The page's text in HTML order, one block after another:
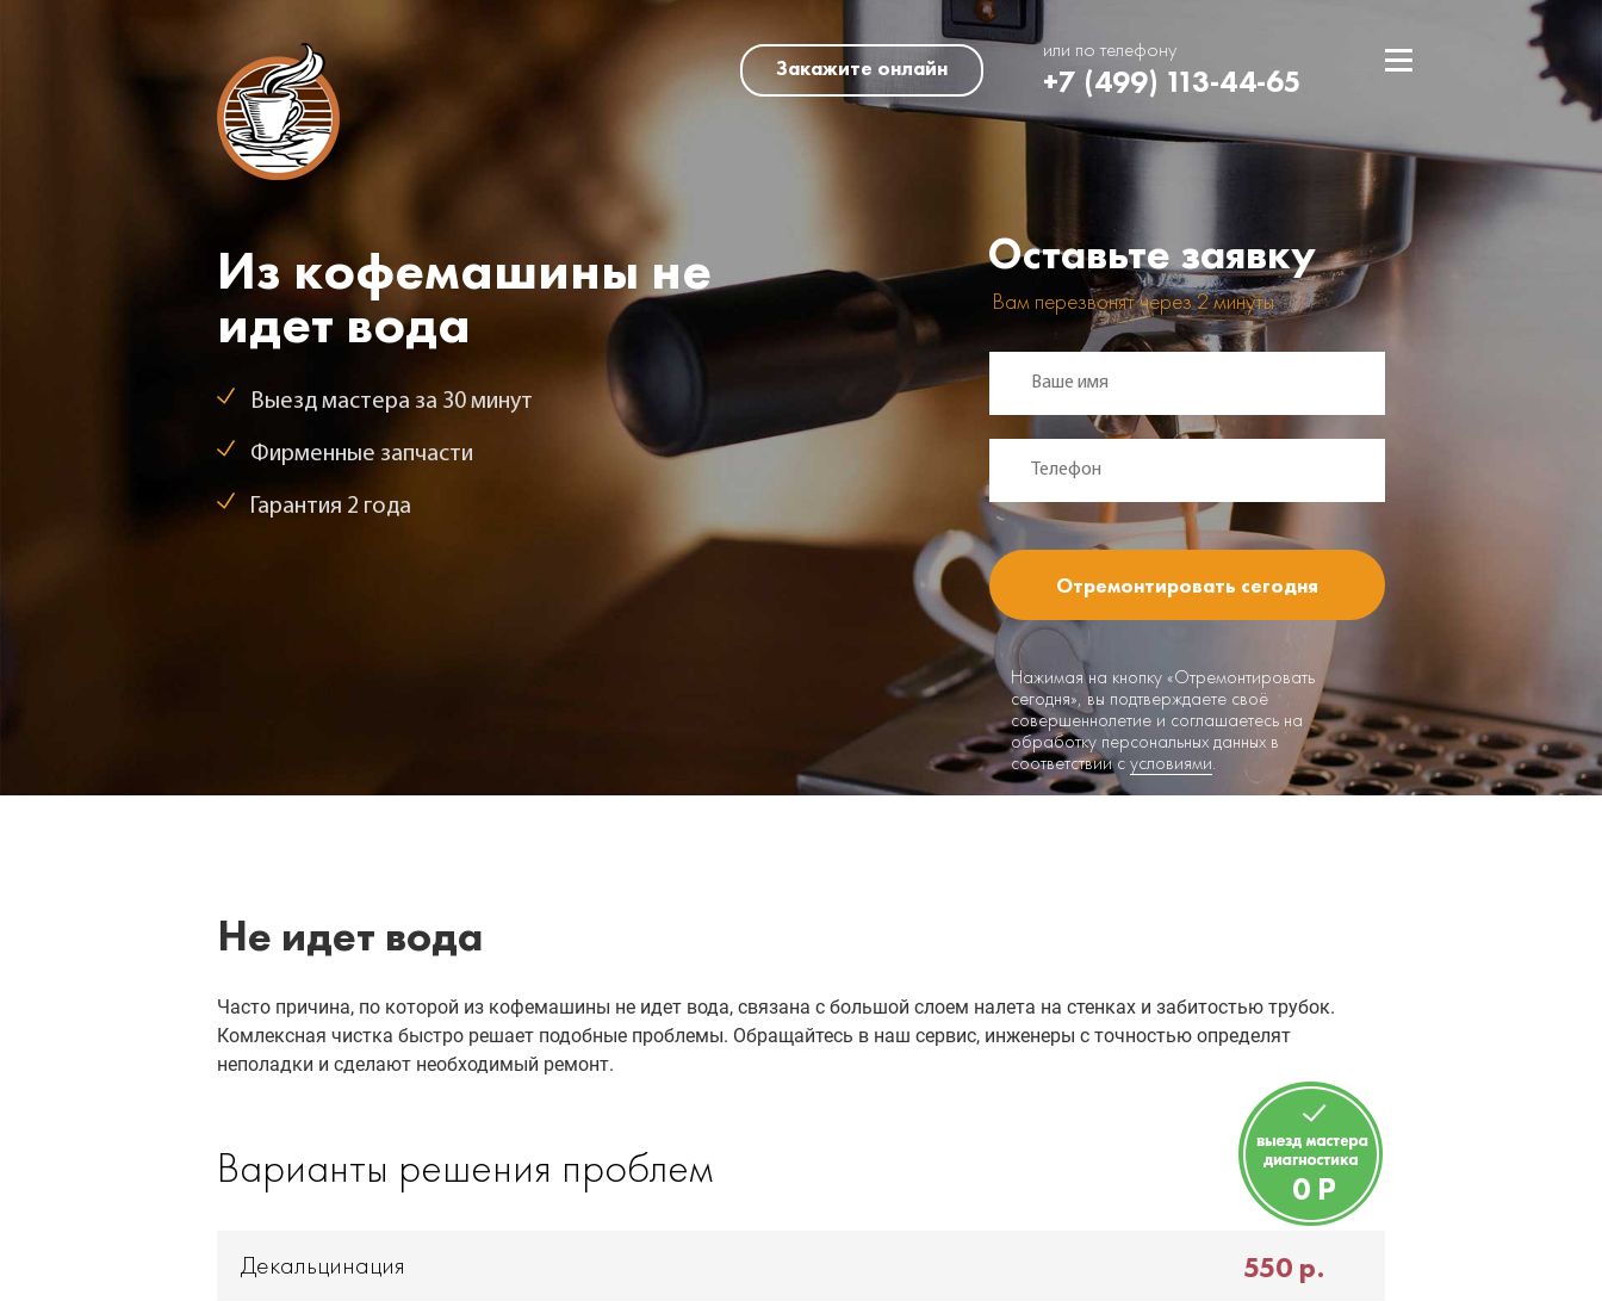
или по телефону
+7 (499) 113-44-65
Закажите онлайн
Из кофемашины не
идет вода
Выезд мастера за 30 минут
Фирменные запчасти
Гарантия 2 года
Оставьте заявку
Вам перезвонят через 2 минуты
Нажимая на кнопку «Отремонтировать
сегодня», вы подтверждаете своё
совершеннолетие и соглашаетесь на
обработку персональных данных в
соответствии сусловиями.
Не идет вода
Часто причина, по которой из кофемашины не идет вода, связана с большой слоем налета на стенках и забитостью трубок.
Комлексная чистка быстро решает подобные проблемы. Обращайтесь в наш сервис, инженеры с точностью определят
неполадки и сделают необходимый ремонт.
Варианты решения проблем
Декальцинация 550 р.